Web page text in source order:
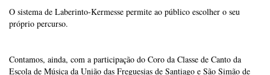
O sistema de Laberinto-Kermesse permite ao público escolher o seu
próprio percurso.
Contamos, ainda, com a participação do Coro da Classe de Canto da
Escola de Música da União das Freguesias de Santiago e São Simão de